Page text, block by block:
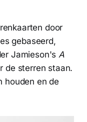
door
gebaseerd,
Jamieson'sA
de sterren staan.
houden en de